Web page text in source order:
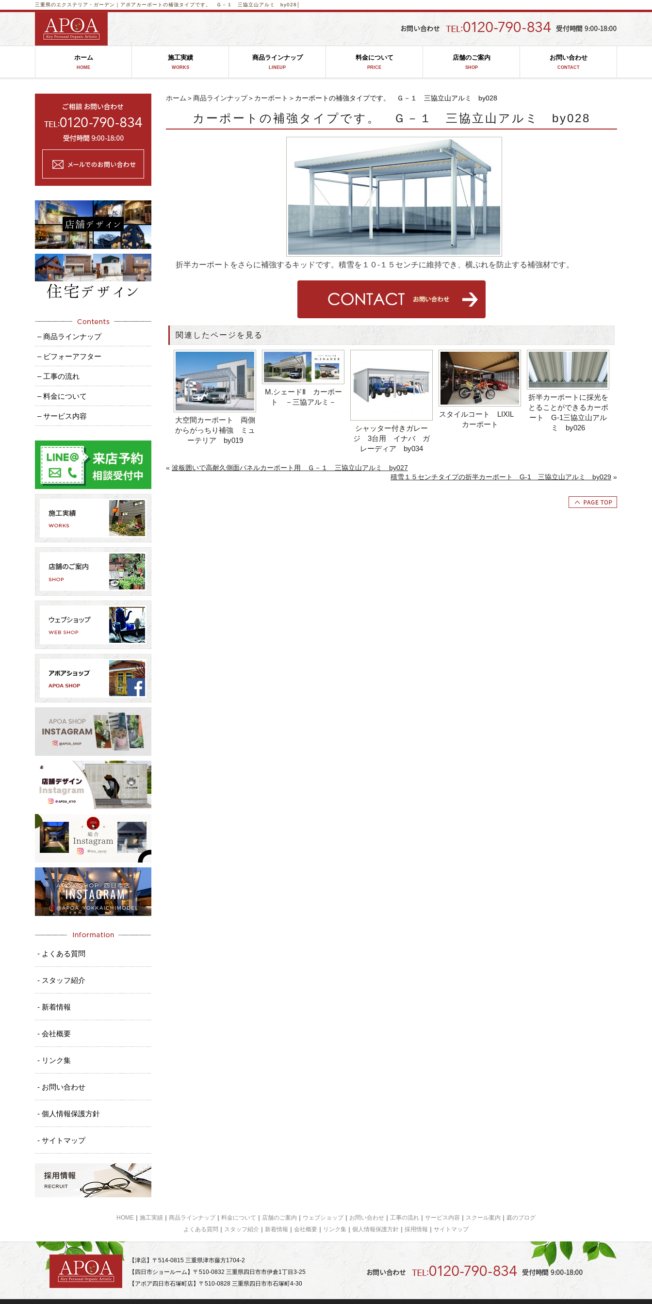
カーポートの補強タイプです。 Ｇ－１ 三協立山アルミ by028│
三重県のエクステリア・ガーデン｜アポア
ホーム
HOME
施工実績
WORKS
商品ラインナップ
LINEUP
料金について
PRICE
店舗のご案内
SHOP
お問い合わせ
CONTACT
ホーム ＞商品ラインナップ＞ カーポート ＞カーポートの補強タイプです。 Ｇ－１ 三協立山アルミ by028
カーポートの補強タイプです。 Ｇ－１ 三協立山アルミ by028
折半カーポートをさらに補強するキッドです。積雪を１０-１５センチに維持でき、横ぶれを防止する補強材です。
関連したページを見る
大空間カーポート 両側
からがっちり補強 ミュ
ーテリア by019
M.シェードⅡ カーポー
ト －三協アルミ－
シャッター付きガレー
ジ 3台用 イナバ ガ
レーディア by034
スタイルコート LIXIL
カーポート
折半カーポートに採光を
とることができるカーポ
ート G-1三協立山アル
ミ by026
« 波板囲いで高耐久側面パネルカーポート用 Ｇ－１ 三協立山アルミ by027
積雪１５センチタイプの折半カーポート G-1 三協立山アルミ by029 »
– 商品ラインナップ
– ビフォーアフター
– 工事の流れ
– 料金について
– サービス内容
- よくある質問
- スタッフ紹介
- 新着情報
- 会社概要
- リンク集
- お問い合わせ
- 個人情報保護方針
- サイトマップ
HOME 施工実績 商品ラインナップ 料金について 店舗のご案内 ウェブショップ お問い合わせ 工事の流れ サービス内容 スクール案内
庭のブログ
よくある質問
スタッフ紹介 新着情報 会社概要 リンク集 個人情報保護方針 採用情報 サイトマップ
【津店】〒514-0815 三重県津市藤方1704-2
【四日市ショールーム】〒510-0832 三重県四日市市伊倉1丁目3-25
【アポア四日市石塚町店】〒510-0828 三重県四日市市石塚町4-30